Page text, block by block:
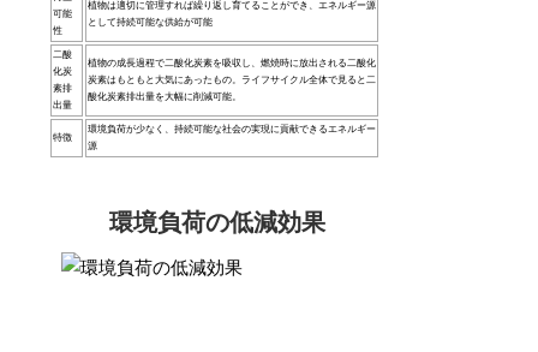
可能
性
植物は適切に管理すれば繰り返し育てることができ、エネルギー源
として持続可能な供給が可能
二酸
化炭
素排
出量
植物の成長過程で二酸化炭素を吸収し、燃焼時に放出される二酸化
炭素はもともと大気にあったもの。ライフサイクル全体で見ると二
酸化炭素排出量を大幅に削減可能。
特徴
環境負荷が少なく、持続可能な社会の実現に貢献できるエネルギー
源
環境負荷の低減効果